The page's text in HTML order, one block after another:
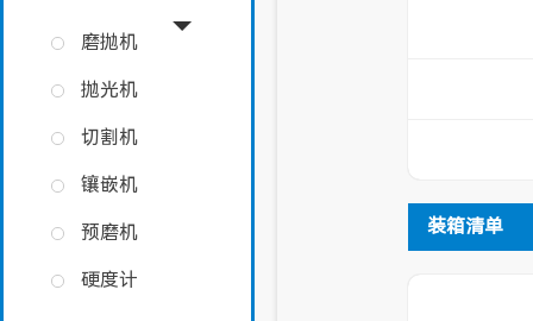
磨抛机
抛光机
切割机
镶嵌机
预磨机
硬度计
装箱清单